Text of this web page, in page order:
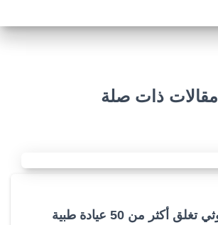
مقالات ذات صلة
مليشيات الحوثي تغلق أكثر من 50 عيادة طبية